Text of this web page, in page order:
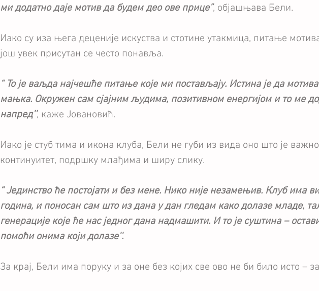
ми додатно даје мотив да будем део ове прице”, објашњава Бели.
Иако су иза њега деценије искуства и стотине утакмица, питање
још увек присутан се често понавља.
“ То је ваљда најчешће питање које ми постављају. Истина је да
мањка. Окружен сам сјајним људима, позитивном енергијом и то ме
напред’’, каже Јовановић.
Иако је стуб тима и икона клуба, Бели не губи из вида оно што је
континуитет, подршку млађима и ширу слику.
“ Јединство ће постојати и без мене. Нико није незамењив. Клуб има
година, и поносан сам што из дана у дан гледам како долазе младе,
генерације које ће нас једног дана надмашити. И то је суштина –
помоћи онима који долазе''.
За крај, Бели има поруку и за оне без којих све ово не би било исто –